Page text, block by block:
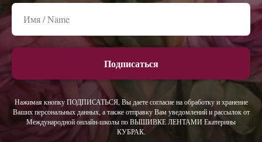
Подписаться
Нажимая кнопку ПОДПИСАТЬСЯ, Вы даете согласие на обработку и хранение
Ваших персональных данных, а также отправку Вам уведомлений и рассылок от
Международной онлайн-школы по ВЫШИВКЕ ЛЕНТАМИ Екатерины
КУБРАК.